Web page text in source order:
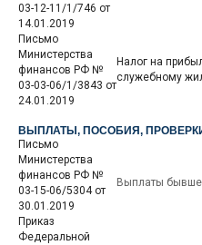
03-12-11/1/746 от
14.01.2019
Письмо
Министерства
финансов РФ №
03-03-06/1/3843 от
24.01.2019
Налог на
служебному
ВЫПЛАТЫ, ПОСОБИЯ,
Письмо
Министерства
финансов РФ №
03-15-06/5304 от
30.01.2019
Выплаты
Приказ
Федеральной